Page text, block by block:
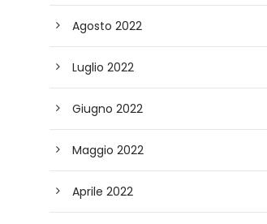
Agosto 2022
Luglio 2022
Giugno 2022
Maggio 2022
Aprile 2022